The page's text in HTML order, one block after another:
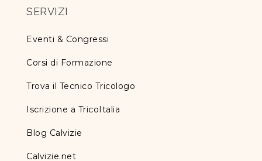
SERVIZI
Eventi & Congressi
Corsi di Formazione
Trova il Tecnico Tricologo
Iscrizione a TricoItalia
Blog Calvizie
Calvizie.net